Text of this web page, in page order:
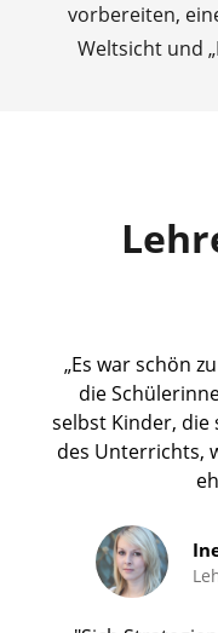
vorbereiten,
Weltsicht und
„Es war schön
die
selbst Kinder,
des Unterrichts,